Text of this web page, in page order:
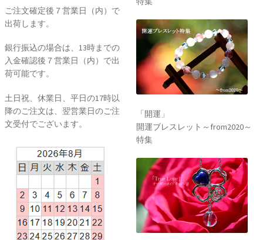
ご注文確定後７営業日（内）で
出荷します。
銀行振込の場合は、13時までの
入金確認後７営業日（内）で出
荷可能です。
土日祝、休業日、平日の17時以
降のご注文は、翌営業日のご注
文受付でございます。
「開運」
開運ブレスレット～from2020～
特集